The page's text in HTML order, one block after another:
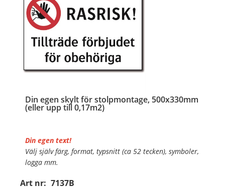
Din egen skylt för stolpmontage, 500x330mm
(eller upp till 0,17m2)
Art nr: 7137B
Din egen text!
Välj själv färg, format, typsnitt (ca 52 tecken), symboler,
logga mm.
Material:Kantvikt aluminium, 2mm (stolpmontage)